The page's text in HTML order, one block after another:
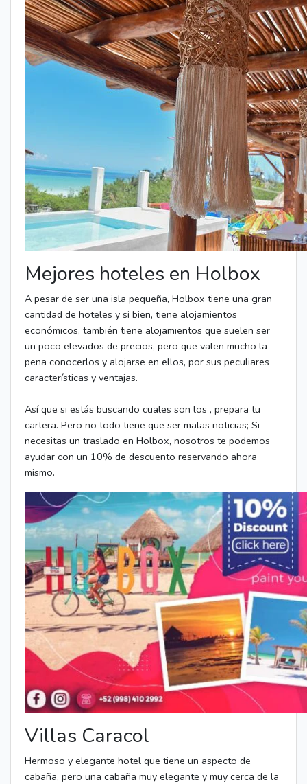
Mejores hoteles en Holbox
A pesar de ser una isla pequeña, Holbox tiene una gran
cantidad de hoteles y si bien, tiene alojamientos
económicos, también tiene alojamientos que suelen ser
un poco elevados de precios, pero que valen mucho la
pena conocerlos y alojarse en ellos, por sus peculiares
características y ventajas.
Así que si estás buscando cuales son los , prepara tu
cartera. Pero no todo tiene que ser malas noticias; Si
necesitas un traslado en Holbox, nosotros te podemos
ayudar con un 10% de descuento reservando ahora
mismo.
Villas Caracol
Hermoso y elegante hotel que tiene un aspecto de
cabaña, pero una cabaña muy elegante y muy cerca de la